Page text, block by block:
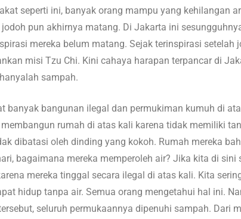
seperti ini, banyak orang mampu yang kehilangan
pun akhirnya matang. Di Jakarta ini
mereka belum matang. Sejak terinspirasi
misi Tzu Chi. Kini cahaya harapan terpancar di
sampah.
banyak bangunan ilegal dan permukiman kumuh di
membangun rumah di atas kali karena tidak memiliki
dibatasi oleh dinding yang kokoh. Rumah mereka
bagaimana mereka memperoleh air? Jika kita di
mereka tinggal secara ilegal di atas kali. Kita
hidup tanpa air. Semua orang mengetahui hal ini.
seluruh permukaannya dipenuhi sampah. Dari